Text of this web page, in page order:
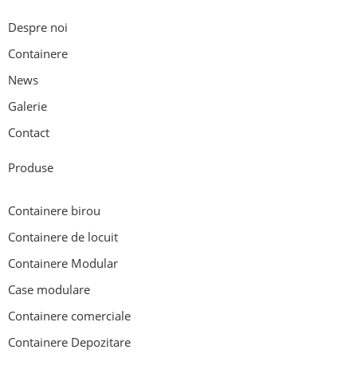
Despre noi
Containere
News
Galerie
Contact
Produse
Containere birou
Containere de locuit
Containere Modular
Case modulare
Containere comerciale
Containere Depozitare